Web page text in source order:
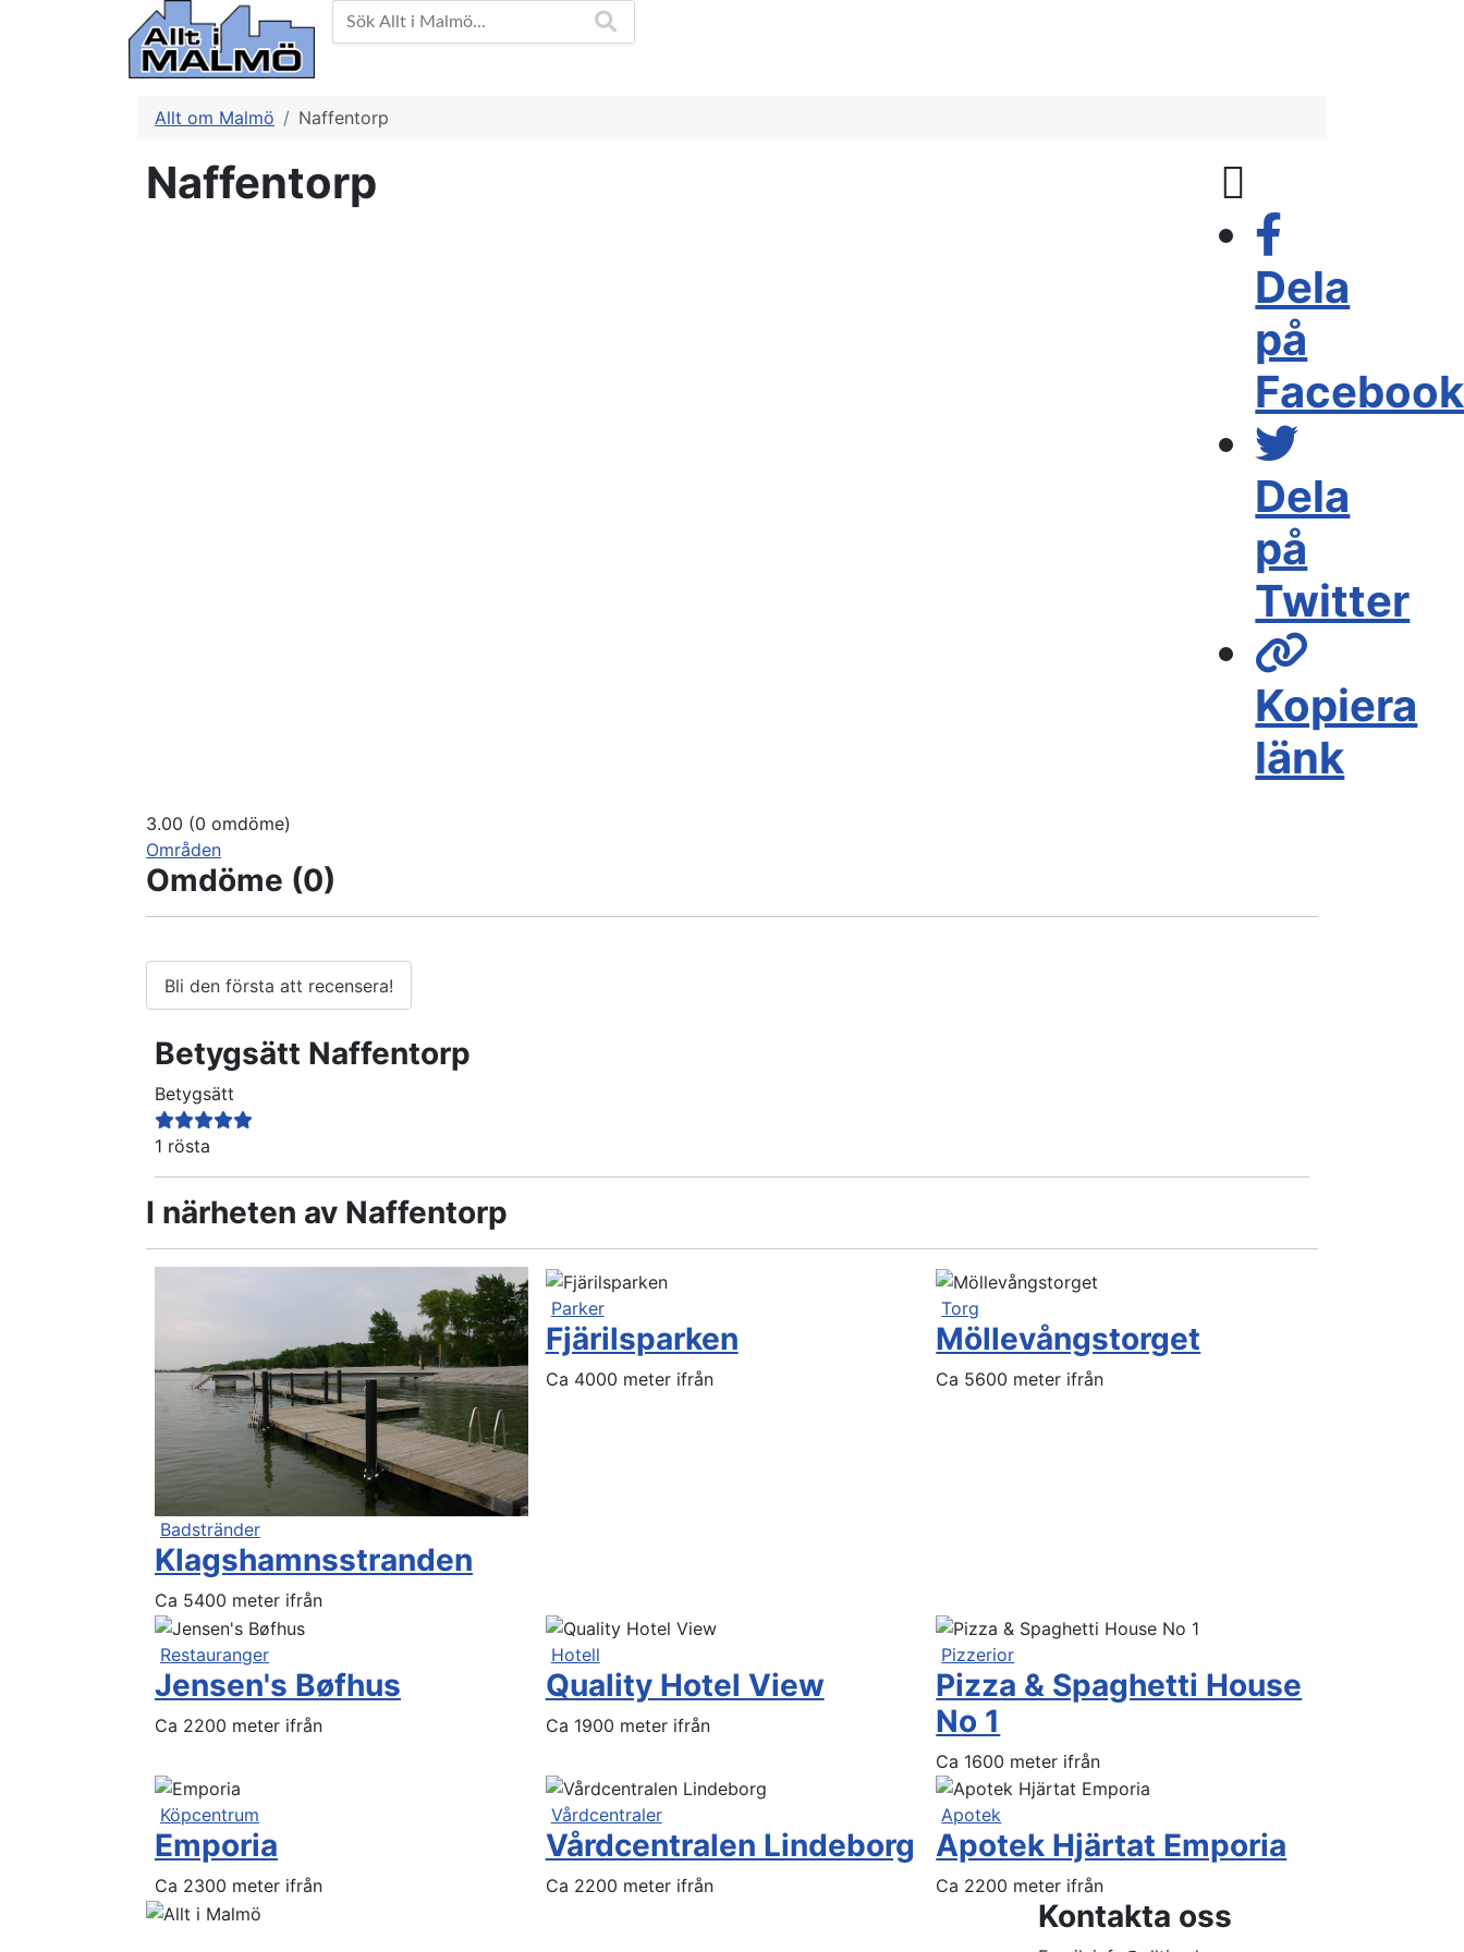
Allt om Malmö Naffentorp
Naffentorp
Dela
på
Facebook
Dela
på
Twitter
Kopiera
länk
3.00 (0 omdöme)
Områden
Omdöme (0)
Bli den första att recensera!
Betygsätt Naffentorp
Betygsätt
1 rösta
I närheten av Naffentorp
Badstränder
Klagshamnsstranden
Ca 5400 meter ifrån
Parker
Fjärilsparken
Ca 4000 meter ifrån
Torg
Möllevångstorget
Ca 5600 meter ifrån
Restauranger
Jensen's Bøfhus
Ca 2200 meter ifrån
Hotell
Quality Hotel View
Ca 1900 meter ifrån
Pizzerior
Pizza & Spaghetti House
No 1
Ca 1600 meter ifrån
Köpcentrum
Emporia
Ca 2300 meter ifrån
Vårdcentraler
Vårdcentralen Lindeborg
Ca 2200 meter ifrån
Apotek
Apotek Hjärtat Emporia
Ca 2200 meter ifrån
Kontakta oss